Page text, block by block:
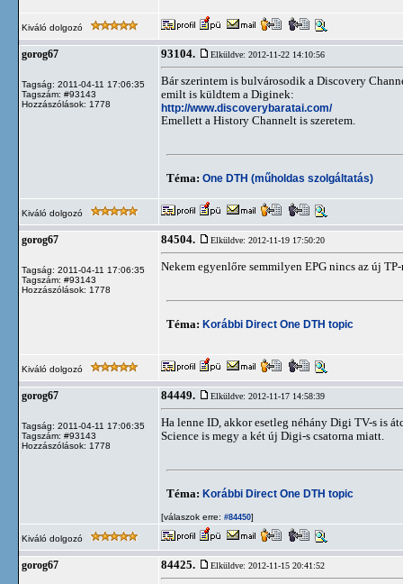
Kiváló dolgozó
gorog67
Tagság: 2011-04-11 17:06:35
Tagszám: #93143
Hozzászólások: 1778
93104. Elküldve: 2012-11-22 14:10:56
Bár szerintem is bulvárosodik a Discovery
emilt is küldtem a Diginek:
http://www.discoverybaratai.com/
Emellett a History Channelt is szeretem.
Téma: One DTH (műholdas szolgáltatás)
Kiváló dolgozó
gorog67
Tagság: 2011-04-11 17:06:35
Tagszám: #93143
Hozzászólások: 1778
84504. Elküldve: 2012-11-19 17:50:20
Nekem egyenlőre semmilyen EPG nincs az új
Téma: Korábbi Direct One DTH topic
Kiváló dolgozó
gorog67
Tagság: 2011-04-11 17:06:35
Tagszám: #93143
Hozzászólások: 1778
84449. Elküldve: 2012-11-17 14:58:39
Ha lenne ID, akkor esetleg néhány Digi TV-s is
Science is megy a két új Digi-s csatorna miatt.
Téma: Korábbi Direct One DTH topic
[válaszok erre: #84450]
Kiváló dolgozó
gorog67 84425. Elküldve: 2012-11-15 20:41:52